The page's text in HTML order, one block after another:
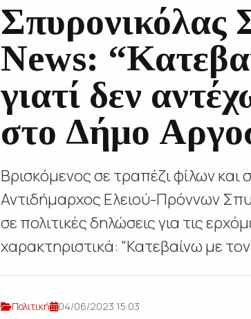
Σπυρονικόλας
News:
γιατί δεν
στο Δήμο
Βρισκόμενος σε τραπέζι φίλων
Αντιδήμαρχος Ελειού-Πρόννων
σε πολιτικές δηλώσεις για τις
χαρακτηριστικά: "Κατεβαίνω με
Πολιτική 04/06/2023 15:03